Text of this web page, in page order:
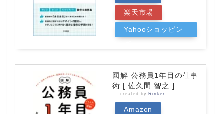
楽天市場
Yahooショッピン
図解 公務員1年目の仕事
術 [ 佐久間 智之 ]
created by Rinker
Amazon